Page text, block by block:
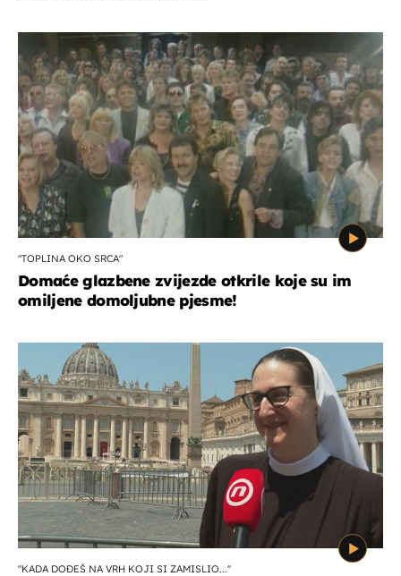
"TOPLINA OKO SRCA"
Domaće glazbene zvijezde otkrile koje su im
omiljene domoljubne pjesme!
"KADA DOĐEŠ NA VRH KOJI SI ZAMISLIO..."